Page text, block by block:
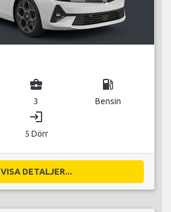
business_center
3
local_gas_station
Bensin
login
5 Dörr
VISA DETALJER...